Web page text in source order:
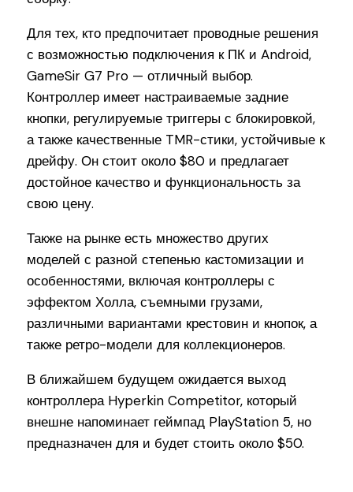
Для тех, кто предпочитает проводные решения
с возможностью подключения к ПК и Android,
GameSir G7 Pro — отличный выбор.
Контроллер имеет настраиваемые задние
кнопки, регулируемые триггеры с блокировкой,
а также качественные TMR-стики, устойчивые к
дрейфу. Он стоит около $80 и предлагает
достойное качество и функциональность за
свою цену.
Также на рынке есть множество других
моделей с разной степенью кастомизации и
особенностями, включая контроллеры с
эффектом Холла, съемными грузами,
различными вариантами крестовин и кнопок, а
также ретро-модели для коллекционеров.
В ближайшем будущем ожидается выход
контроллера Hyperkin Competitor, который
внешне напоминает геймпад PlayStation 5, но
предназначен для и будет стоить около $50.